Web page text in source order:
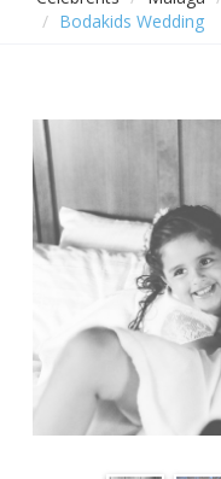
Bodakids Wedding